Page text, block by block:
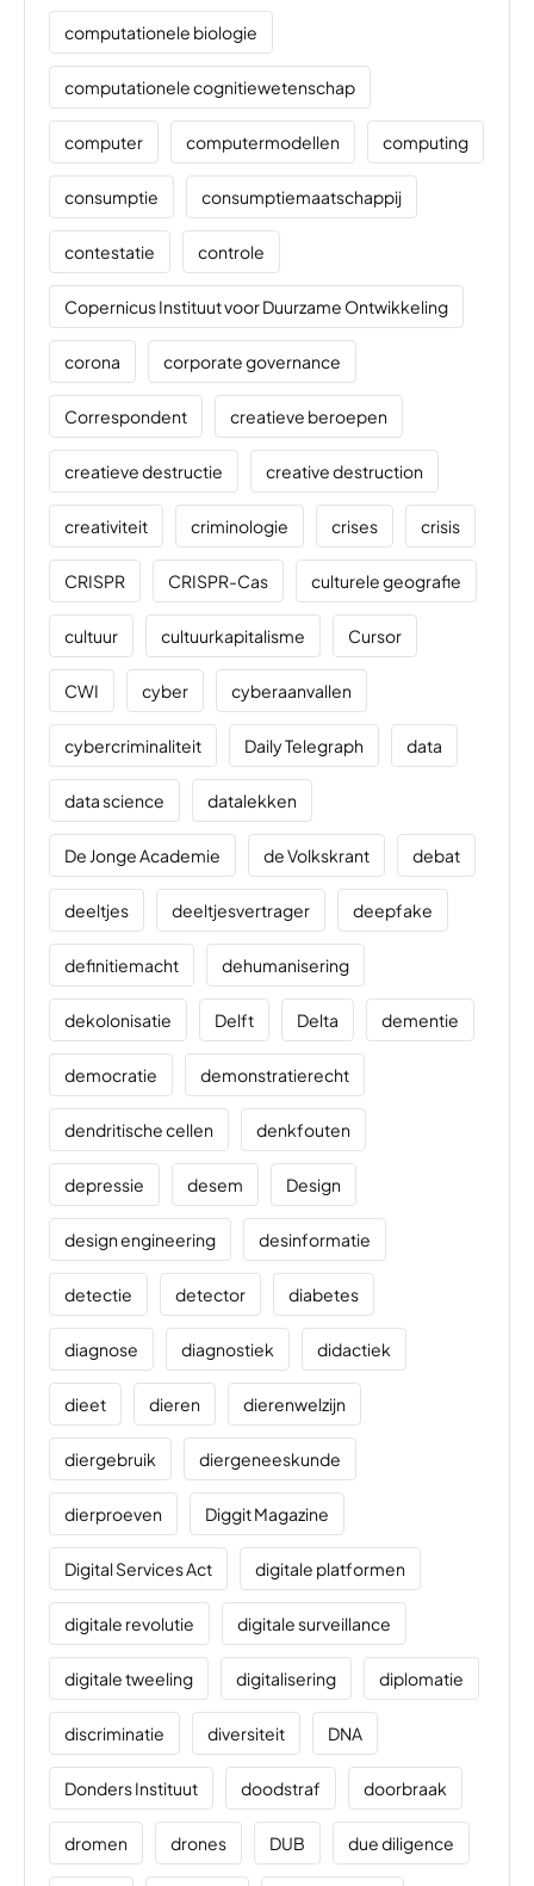
computationele biologie
computationele cognitiewetenschap
computer computermodellen computing
consumptie consumptiemaatschappij
contestatie controle
Copernicus Instituut voor Duurzame Ontwikkeling
corona corporate governance
Correspondent creatieve beroepen
creatieve destructie creative destruction
creativiteit criminologie crises crisis
CRISPR CRISPR-Cas culturele geografie
cultuur cultuurkapitalisme Cursor
CWI cyber cyberaanvallen
cybercriminaliteit Daily Telegraph data
data science datalekken
De Jonge Academie de Volkskrant debat
deeltjes deeltjesvertrager deepfake
definitiemacht dehumanisering
dekolonisatie Delft Delta dementie
democratie demonstratierecht
dendritische cellen denkfouten
depressie desem Design
design engineering desinformatie
detectie detector diabetes
diagnose diagnostiek didactiek
dieet dieren dierenwelzijn
diergebruik diergeneeskunde
dierproeven Diggit Magazine
Digital Services Act digitale platformen
digitale revolutie digitale surveillance
digitale tweeling digitalisering diplomatie
discriminatie diversiteit DNA
Donders Instituut doodstraf doorbraak
dromen drones DUB due diligence